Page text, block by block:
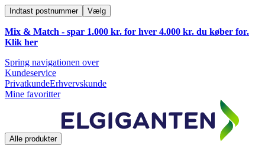
Indtast postnummer Vælg
Mix & Match - spar 1.000 kr. for hver 4.000 kr. du køber for.
Klik her
Spring navigationen over
Kundeservice
PrivatkundeErhvervskunde
Mine favoritter
Alle produkter